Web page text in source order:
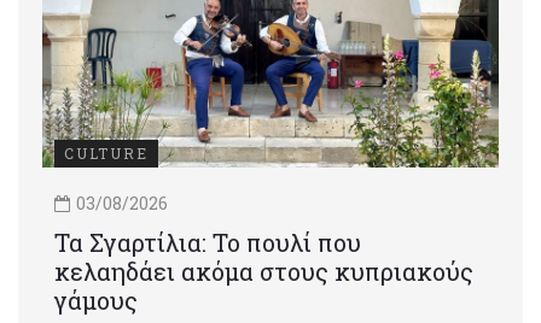
CULTURE
03/08/2026
Τα Σγαρτίλια: Το πουλί που
κελαηδάει ακόμα στους κυπριακούς
γάμους